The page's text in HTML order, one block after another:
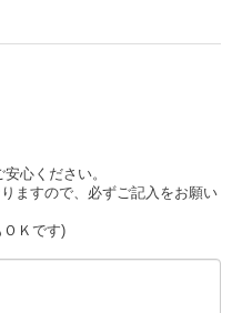
心ください。
ますので、必ずご記入をお願い
Ｋです)